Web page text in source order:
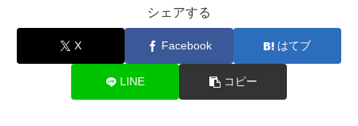
シェアする
X Facebook はてブ
LINE コピー